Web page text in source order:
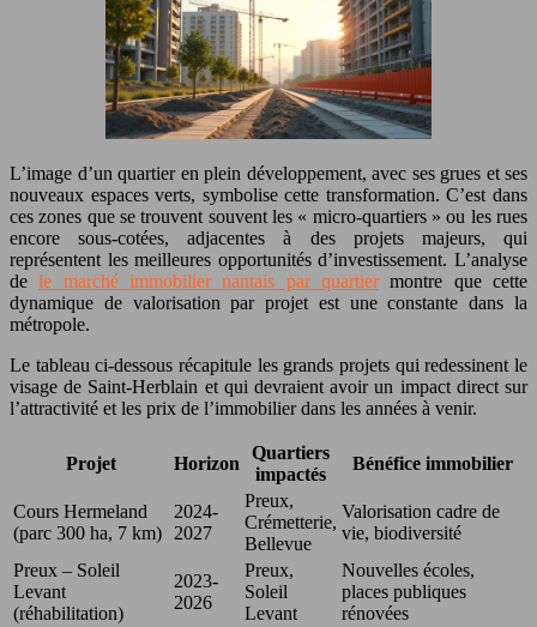
L’image d’un quartier en plein développement, avec ses grues et ses
nouveaux espaces verts, symbolise cette transformation. C’est dans
ces zones que se trouvent souvent les « micro-quartiers » ou les rues
encore sous-cotées, adjacentes à des projets majeurs, qui
représentent les meilleures opportunités d’investissement. L’analyse
dele marché immobilier nantais par quartiermontre que cette
dynamique de valorisation par projet est une constante dans la
métropole.
Le tableau ci-dessous récapitule les grands projets qui redessinent le
visage de Saint-Herblain et qui devraient avoir un impact direct sur
l’attractivité et les prix de l’immobilier dans les années à venir.
Projet Horizon
Quartiers
impactés
Bénéfice immobilier
Cours Hermeland
(parc 300 ha, 7 km)
2024-
2027
Preux,
Crémetterie,
Bellevue
Valorisation cadre de
vie, biodiversité
Preux – Soleil
Levant
(réhabilitation)
2023-
2026
Preux,
Soleil
Levant
Nouvelles écoles,
places publiques
rénovées